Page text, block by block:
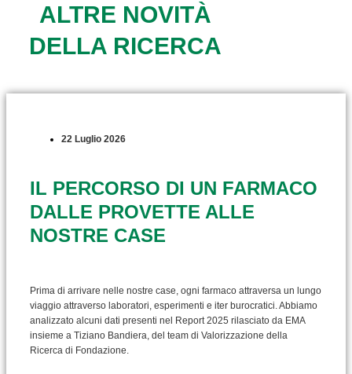
ALTRE NOVITÀ
DELLA RICERCA
22 Luglio 2026
IL PERCORSO DI UN FARMACO
DALLE PROVETTE ALLE
NOSTRE CASE
Prima di arrivare nelle nostre case, ogni farmaco attraversa un lungo
viaggio attraverso laboratori, esperimenti e iter burocratici. Abbiamo
analizzato alcuni dati presenti nel Report 2025 rilasciato da EMA
insieme a Tiziano Bandiera, del team di Valorizzazione della
Ricerca di Fondazione.